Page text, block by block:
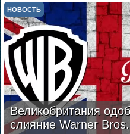
Великобритания
слияние Warner
НОВОСТЬ